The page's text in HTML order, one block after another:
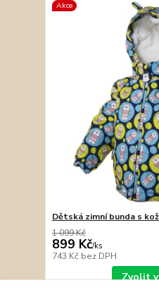
Akce
Dětská zimní bunda s
1 099 Kč
899 Kč/ks
743 Kč bez DPH
Zvolit